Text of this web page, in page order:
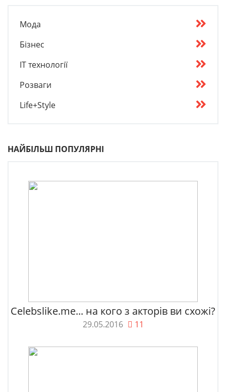
Мода
Бізнес
IT технології
Розваги
Life+Style
НАЙБІЛЬШ ПОПУЛЯРНІ
Celebslike.me... на кого з акторів ви схожі?
29.05.2016 11